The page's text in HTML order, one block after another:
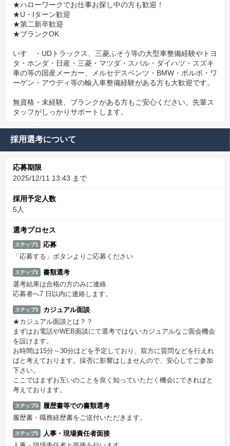
★ハローワークでお仕事お探し中の方も歓迎！
★U・Iターン歓迎
★第二新卒歓迎
★ブランクOK
いすゞ・UDトラックス、三菱ふそう等の大型車整備経験やトヨ
タ・ホンダ・日産・三菱・マツダ・スバル・ダイハツ・スズキ
車の等の国産メーカー、メルセデスベンツ・BMW・ボルボ・ワ
ーゲン・アウディ等の輸入車整備経験がある方も大歓迎です。
無資格・未経験、ブランクがある方もご安心ください。先輩ス
タッフがしっかりサポートします。
採用選考について
応募期限
2025/12/11 13:43 まで
採用予定人数
5人
選考プロセス
ステップ1
応募
「応募する」ボタンよりご応募ください
ステップ2
書類選考
選考結果は合格の方のみに連絡
応募者へ7 日以内に連絡します。
ステップ3
カジュアル面談
★カジュアル面談とは？？
まずはお電話やWEB面談にて選考ではないカジュアルなご面会機会
を設けます。
お時間は15分～30分ほどを予定しており、双方に質問などを行えれ
ばと考えております。採否に影響はしませんので、安心してご参加
下さい。
ここではまずお互いのことを良く知っていただく機会にできればと
考えております。
ステップ4
履歴書等での書類選考
履歴書・職務経歴書をご送付いただきます。
ステップ5
人事・現場責任者面接